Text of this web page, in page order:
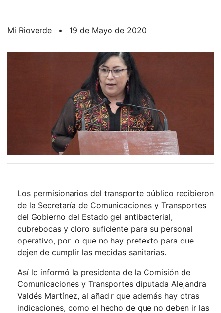
Mi Rioverde • 19 de Mayo de 2020
Los permisionarios del transporte público recibieron
de la Secretaría de Comunicaciones y Transportes
del Gobierno del Estado gel antibacterial,
cubrebocas y cloro suficiente para su personal
operativo, por lo que no hay pretexto para que
dejen de cumplir las medidas sanitarias.
Así lo informó la presidenta de la Comisión de
Comunicaciones y Transportes diputada Alejandra
Valdés Martínez, al añadir que además hay otras
indicaciones, como el hecho de que no deben ir las